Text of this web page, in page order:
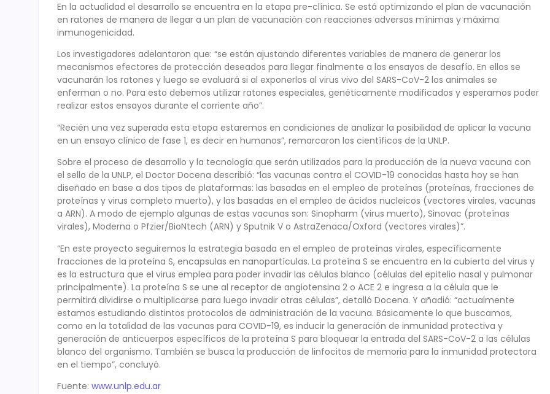
En la actualidad el desarrollo se encuentra en la etapa pre-clínica. Se está optimizando el plan de vacunación
en ratones de manera de llegar a un plan de vacunación con reacciones adversas mínimas y máxima
inmunogenicidad.
Los investigadores adelantaron que: “se están ajustando diferentes variables de manera de generar los
mecanismos efectores de protección deseados para llegar finalmente a los ensayos de desafío. En ellos se
vacunarán los ratones y luego se evaluará si al exponerlos al virus vivo del SARS-CoV-2 los animales se
enferman o no. Para esto debemos utilizar ratones especiales, genéticamente modificados y esperamos poder
realizar estos ensayos durante el corriente año”.
“Recién una vez superada esta etapa estaremos en condiciones de analizar la posibilidad de aplicar la vacuna
en un ensayo clínico de fase 1, es decir en humanos”, remarcaron los científicos de la UNLP.
Sobre el proceso de desarrollo y la tecnología que serán utilizados para la producción de la nueva vacuna con
el sello de la UNLP, el Doctor Docena describió: “las vacunas contra el COVID-19 conocidas hasta hoy se han
diseñado en base a dos tipos de plataformas: las basadas en el empleo de proteínas (proteínas, fracciones de
proteínas y virus completo muerto), y las basadas en el empleo de ácidos nucleicos (vectores virales, vacunas
a ARN). A modo de ejemplo algunas de estas vacunas son: Sinopharm (virus muerto), Sinovac (proteínas
virales), Moderna o Pfzier/BioNtech (ARN) y Sputnik V o AstraZenaca/Oxford (vectores virales)”.
“En este proyecto seguiremos la estrategia basada en el empleo de proteínas virales, específicamente
fracciones de la proteína S, encapsulas en nanopartículas. La proteína S se encuentra en la cubierta del virus y
es la estructura que el virus emplea para poder invadir las células blanco (células del epitelio nasal y pulmonar
principalmente). La proteína S se une al receptor de angiotensina 2 o ACE 2 e ingresa a la célula que le
permitirá dividirse o multiplicarse para luego invadir otras células”, detalló Docena. Y añadió: “actualmente
estamos estudiando distintos protocolos de administración de la vacuna. Básicamente lo que buscamos,
como en la totalidad de las vacunas para COVID-19, es inducir la generación de inmunidad protectiva y
generación de anticuerpos específicos de la proteína S para bloquear la entrada del SARS-CoV-2 a las células
blanco del organismo. También se busca la producción de linfocitos de memoria para la inmunidad protectora
en el tiempo”, concluyó.
Fuente: www.unlp.edu.ar